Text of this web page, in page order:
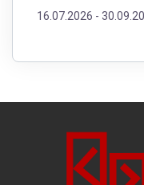
16.07.2026 -